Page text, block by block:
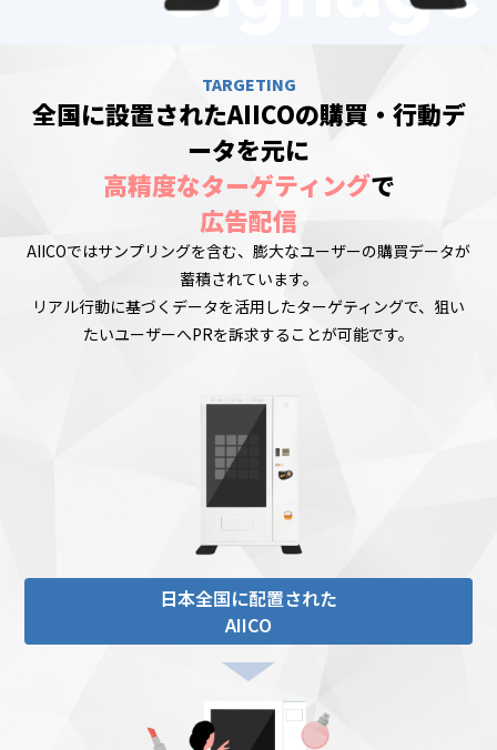
TARGETING
全国に設置されたAIICOの購買・行動デ
ータを元に
高精度なターゲティングで
広告配信
AIICOではサンプリングを含む、膨大なユーザーの購買データが
蓄積されています。
リアル行動に基づくデータを活用したターゲティングで、狙い
たいユーザーへPRを訴求することが可能です。
日本全国に配置された
AIICO